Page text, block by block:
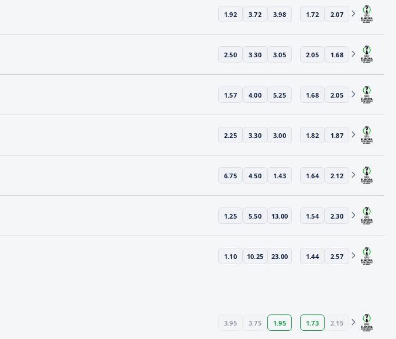
1.92 3.72 3.98 1.72 2.07
2.50 3.30 3.05 2.05 1.68
1.57 4.00 5.25 1.68 2.05
2.25 3.30 3.00 1.82 1.87
6.75 4.50 1.43 1.64 2.12
1.25 5.50 13.00 1.54 2.30
1.10 10.25 23.00 1.44 2.57
3.95 3.75 1.95 1.73 2.15